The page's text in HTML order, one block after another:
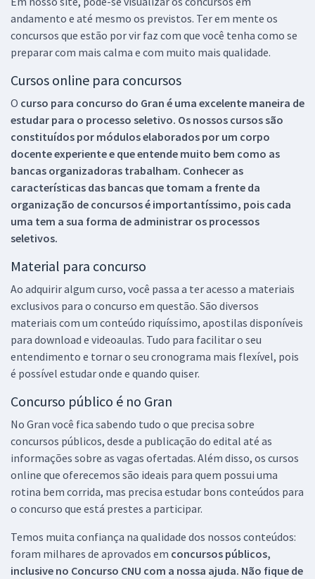
andamento e até mesmo os previstos. Ter em mente os
concursos que estão por vir faz com que você tenha como se
preparar com mais calma e com muito mais qualidade.
Cursos online para concursos
O curso para concurso do Gran é uma excelente maneira de
estudar para o processo seletivo. Os nossos cursos são
constituídos por módulos elaborados por um corpo
docente experiente e que entende muito bem como as
bancas organizadoras trabalham. Conhecer as
características das bancas que tomam a frente da
organização de concursos é importantíssimo, pois cada
uma tem a sua forma de administrar os processos
seletivos.
Material para concurso
Ao adquirir algum curso, você passa a ter acesso a materiais
exclusivos para o concurso em questão. São diversos
materiais com um conteúdo riquíssimo, apostilas disponíveis
para download e videoaulas. Tudo para facilitar o seu
entendimento e tornar o seu cronograma mais flexível, pois
é possível estudar onde e quando quiser.
Concurso público é no Gran
No Gran você fica sabendo tudo o que precisa sobre
concursos públicos, desde a publicação do edital até as
informações sobre as vagas ofertadas. Além disso, os cursos
online que oferecemos são ideais para quem possui uma
rotina bem corrida, mas precisa estudar bons conteúdos para
o concurso que está prestes a participar.
Temos muita confiança na qualidade dos nossos conteúdos:
foram milhares de aprovados em concursos públicos,
inclusive no Concurso CNU com a nossa ajuda. Não fique de